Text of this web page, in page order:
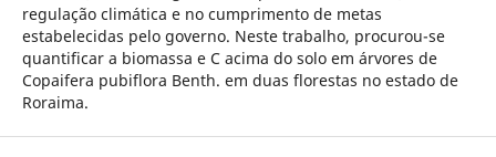
regulação climática e no cumprimento de metas
estabelecidas pelo governo. Neste trabalho, procurou-se
quantificar a biomassa e C acima do solo em árvores de
Copaifera pubiflora Benth. em duas florestas no estado de
Roraima.